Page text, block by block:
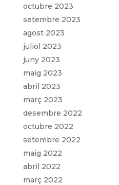
octubre 2023
setembre 2023
agost 2023
juliol 2023
juny 2023
maig 2023
abril 2023
març 2023
desembre 2022
octubre 2022
setembre 2022
maig 2022
abril 2022
març 2022